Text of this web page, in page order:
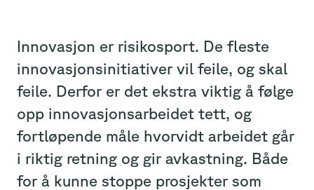
Innovasjon er risikosport. De fleste
innovasjonsinitiativer vil feile, og skal
feile. Derfor er det ekstra viktig å følge
opp innovasjonsarbeidet tett, og
fortløpende måle hvorvidt arbeidet går
i riktig retning og gir avkastning. Både
for å kunne stoppe prosjekter som